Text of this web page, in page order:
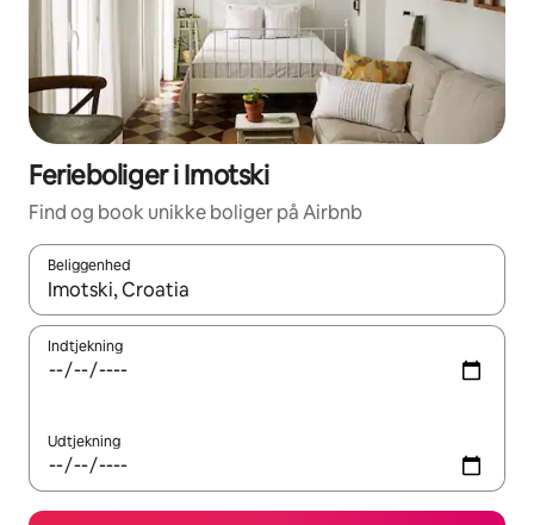
Ferieboliger i Imotski
Find og book unikke boliger på Airbnb
Beliggenhed
Når resultaterne er tilgængelige, skal du navigere med
Indtjekning
Udtjekning